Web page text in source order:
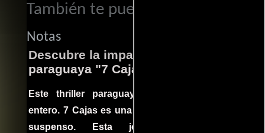
También te puede interesar...
Notas
Descubre la impactante película
paraguaya "7 Cajas"
Este thriller paraguayo cautivó al mundo
entero. 7 Cajas es una explosión de acción y
suspenso. Esta joya cinematográfica